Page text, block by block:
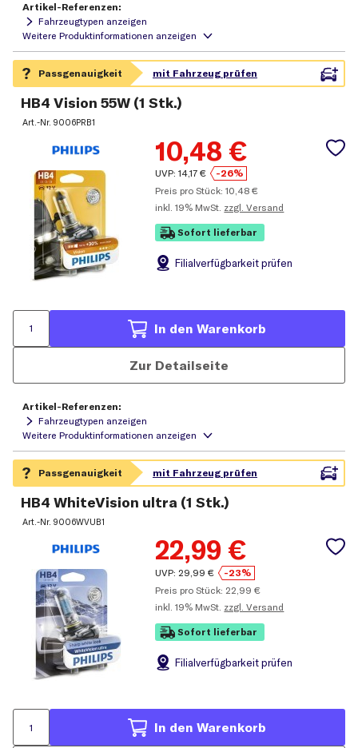
Artikel-Referenzen:
Fahrzeugtypen anzeigen
HB4 Vision 55W (1 Stk.)
Art.-Nr.9006PRB1
10,48 €
UVP:14,17 €
-26%
Preis pro Stück:10,48 €
inkl. 19% MwSt. zzgl. Versand
Sofort lieferbar
Filialverfügbarkeit prüfen
In den Warenkorb
Zur Detailseite
Artikel-Referenzen:
Fahrzeugtypen anzeigen
HB4 WhiteVision ultra (1 Stk.)
Art.-Nr.9006WVUB1
22,99 €
UVP: 29,99 €
-23%
Preis pro Stück: 22,99 €
inkl. 19% MwSt. zzgl. Versand
Sofort lieferbar
Filialverfügbarkeit prüfen
In den Warenkorb